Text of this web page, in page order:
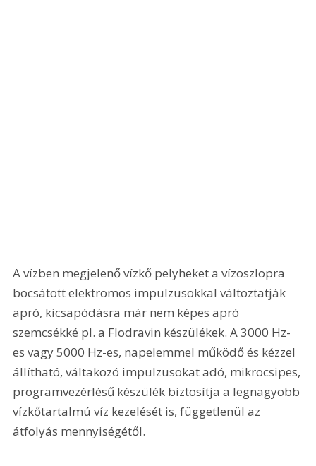
A vízben megjelenő vízkő pelyheket a vízoszlopra
bocsátott elektromos impulzusokkal változtatják
apró, kicsapódásra már nem képes apró
szemcsékké pl. a Flodravin készülékek. A 3000 Hz-
es vagy 5000 Hz-es, napelemmel működő és kézzel
állítható, váltakozó impulzusokat adó, mikrocsipes,
programvezérlésű készülék biztosítja a legnagyobb
vízkőtartalmú víz kezelését is, függetlenül az
átfolyás mennyiségétől.